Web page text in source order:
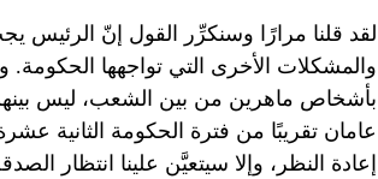
لقد قلنا مرارًا وسنكرِّر القول إنّ الرئيس
والمشكلات الأخرى التي تواجهها الحكومة.
بأشخاص ماهرين من بين الشعب، ليس
عامان تقريبًا من فترة الحكومة الثانية
إعادة النظر، وإلا سيتعيَّن علينا انتظار